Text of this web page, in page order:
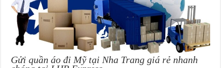
Gửi quần áo đi Mỹ tại Nha Trang giá rẻ nhanh